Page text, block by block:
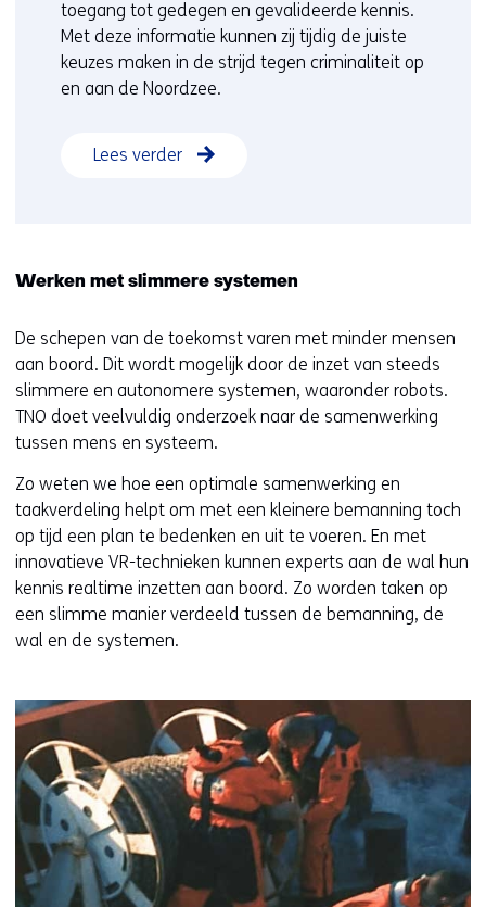
toegang tot gedegen en gevalideerde kennis.
Met deze informatie kunnen zij tijdig de juiste
keuzes maken in de strijd tegen criminaliteit op
en aan de Noordzee.
Lees verder
Werken met slimmere systemen
De schepen van de toekomst varen met minder mensen
aan boord. Dit wordt mogelijk door de inzet van steeds
slimmere en autonomere systemen, waaronder robots.
TNO doet veelvuldig onderzoek naar de samenwerking
tussen mens en systeem.
Zo weten we hoe een optimale samenwerking en
taakverdeling helpt om met een kleinere bemanning toch
op tijd een plan te bedenken en uit te voeren. En met
innovatieve VR-technieken kunnen experts aan de wal hun
kennis realtime inzetten aan boord. Zo worden taken op
een slimme manier verdeeld tussen de bemanning, de
wal en de systemen.